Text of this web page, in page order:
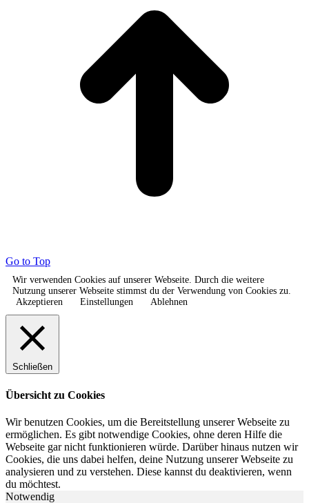
Go to Top
Wir verwenden Cookies auf unserer Webseite. Durch die weitere
Nutzung unserer Webseite stimmst du der Verwendung von Cookies zu.
Akzeptieren
Einstellungen Ablehnen
Schließen
Übersicht zu Cookies
Wir benutzen Cookies, um die Bereitstellung unserer Webseite zu
ermöglichen. Es gibt notwendige Cookies, ohne deren Hilfe die
Webseite gar nicht funktionieren würde. Darüber hinaus nutzen wir
Cookies, die uns dabei helfen, deine Nutzung unserer Webseite zu
analysieren und zu verstehen. Diese kannst du deaktivieren, wenn
du möchtest.
Notwendig